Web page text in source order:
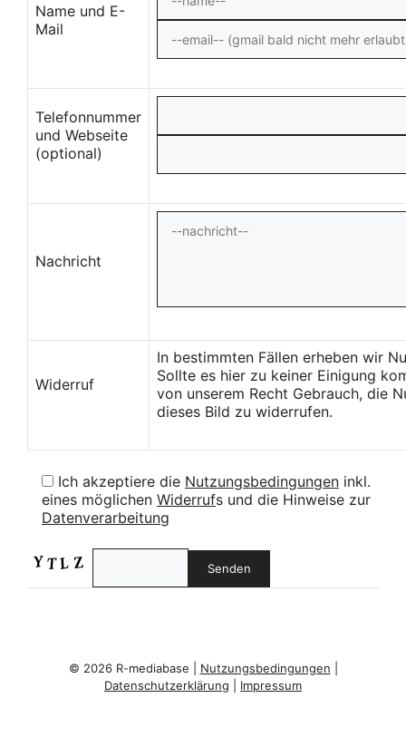
Name und E-
Mail
Telefonnummer
und Webseite
(optional)
Nachricht
Widerruf
In bestimmten Fällen erheben wir
Sollte es hier zu keiner Einigung
von unserem Recht Gebrauch, die
dieses Bild zu widerrufen.
Ich akzeptiere die Nutzungsbedingungen inkl.
eines möglichen Widerrufs und die Hinweise zur
Datenverarbeitung
© 2026 R-mediabase | Nutzungsbedingungen
Datenschutzerklärung
Impressum